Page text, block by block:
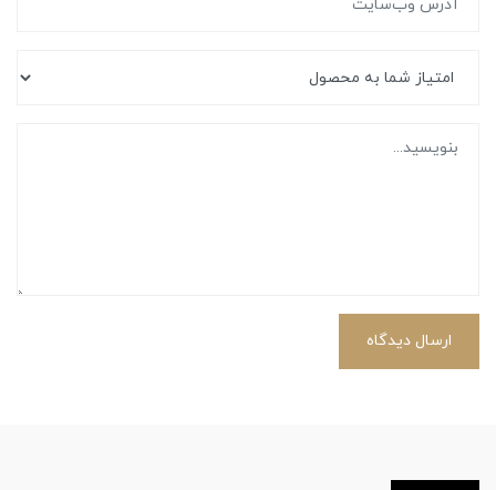
ارسال دیدگاه